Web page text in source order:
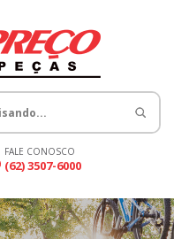
FALE CONOSCO
(62) 3507-6000